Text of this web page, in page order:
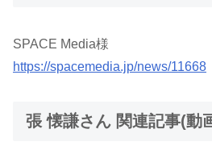
SPACE Media様
https://spacemedia.jp/news/11668
張 懐謙さん 関連記事(動